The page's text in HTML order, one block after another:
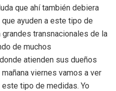
que ahí también debiera
ayuden a este tipo de
transnacionales de la
de muchos
atienden sus dueños
viernes vamos a ver
tipo de medidas. Yo